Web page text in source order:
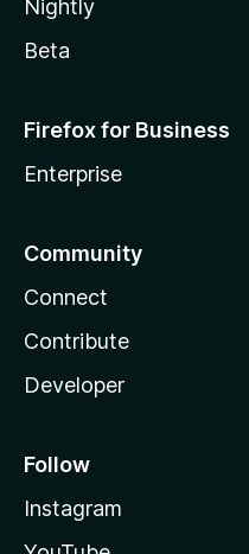
Nightly
Beta
Firefox for Business
Enterprise
Community
Connect
Contribute
Developer
Follow
Instagram